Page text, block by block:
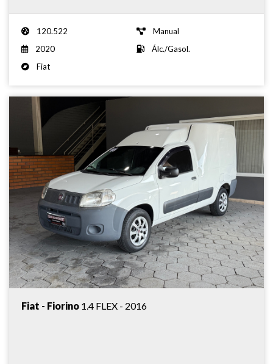
120.522
Manual
2020
Álc./Gasol.
Fiat
Fiat - Fiorino 1.4 FLEX - 2016